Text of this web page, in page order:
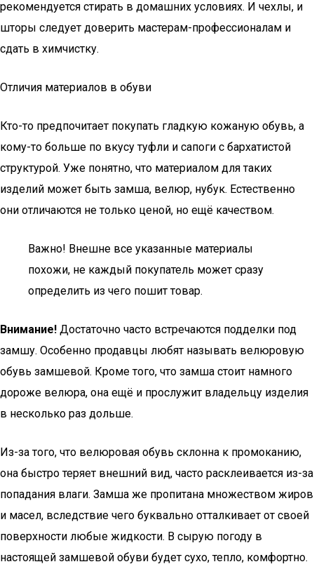
рекомендуется стирать в домашних условиях. И чехлы, и
шторы следует доверить мастерам-профессионалам и
сдать в химчистку.
Отличия материалов в обуви
Кто-то предпочитает покупать гладкую кожаную обувь, а
кому-то больше по вкусу туфли и сапоги с бархатистой
структурой. Уже понятно, что материалом для таких
изделий может быть замша, велюр, нубук. Естественно
они отличаются не только ценой, но ещё качеством.
Важно! Внешне все указанные материалы
похожи, не каждый покупатель может сразу
определить из чего пошит товар.
Внимание! Достаточно часто встречаются подделки под
замшу. Особенно продавцы любят называть велюровую
обувь замшевой. Кроме того, что замша стоит намного
дороже велюра, она ещё и прослужит владельцу изделия
в несколько раз дольше.
Из-за того, что велюровая обувь склонна к промоканию,
она быстро теряет внешний вид, часто расклеивается из-за
попадания влаги. Замша же пропитана множеством жиров
и масел, вследствие чего буквально отталкивает от своей
поверхности любые жидкости. В сырую погоду в
настоящей замшевой обуви будет сухо, тепло, комфортно.